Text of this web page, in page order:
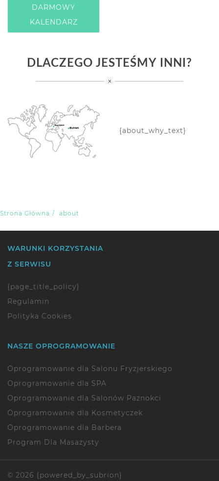
DARMOWY
KALENDARZ
DLACZEGO JESTEŚMY INNI?
{about_why_text}
Strona Główna / about
WARUNKI KORZYSTANIA
Z SERWISU
{page_title_policy}
Regulamin
Polityka Cookies
NASZE OPROGRAMOWANIE
Oprogramowanie dla Salonu Fryzjerskiego
Oprogramowanie dla SPA
Oprogramowanie dla Salonów Paznokci
Oprogramowanie dla Kosmetyczek
Oprogramowanie dla Barbera
Program Dla Masażysty
© 2026 {powered_by_subrion}